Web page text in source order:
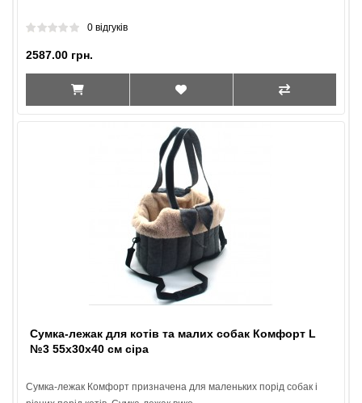
0 відгуків
2587.00 грн.
Сумка-лежак для котів та малих собак Комфорт L
№3 55х30х40 см сіра
Сумка-лежак Комфорт призначена для маленьких порід собак і